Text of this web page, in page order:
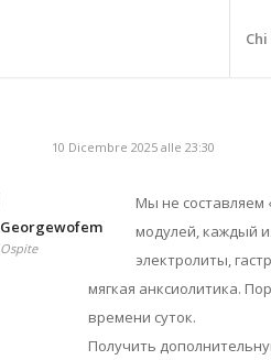
10 Dicembre 2025 alle 23:30
Georgewofem
Ospite
Мы не составляем
модулей, каждый
электролиты,
мягкая анксиолитика.
времени суток.
Получить